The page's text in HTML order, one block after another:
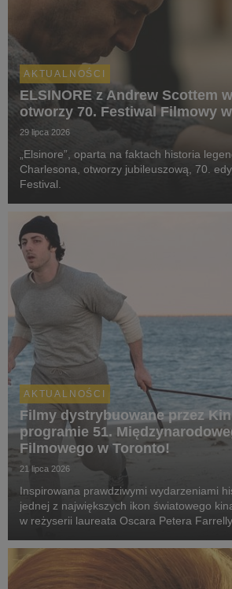
AKTUALNOŚCI
ELSINORE z Andrew Scottem
otworzy 70. Festiwal Filmowy
29 lipca 2026
„Elsinore”, oparta na faktach historia
Charlesona, otworzy jubileuszową, 70.
Festival.
AKTUALNOŚCI
Filmy dystrybuowane przez
programie 51.
Filmowego w Toronto!
21 lipca 2026
Inspirowana prawdziwymi wydarzeniami
jednej z największych ikon światowego
w reżyserii laureata Oscara Petera
Festiwalu Filmowego w Toronto. W